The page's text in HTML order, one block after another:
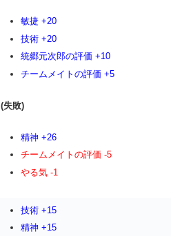
敏捷 +20
技術 +20
統郷元次郎の評価 +10
チームメイトの評価 +5
(失敗)
精神 +26
チームメイトの評価 -5
やる気 -1
技術 +15
精神 +15